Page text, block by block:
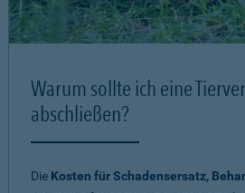
Warum sollte ich eine
abschließen?
Die Kosten für Schadensersatz,